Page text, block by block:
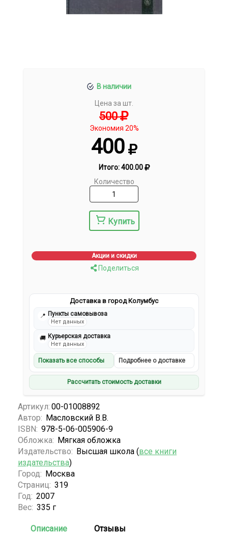
В наличии
Цена за шт.
500
Экономия 20%
400
Итого:400.00
Количество
Купить
Акции и скидки
Поделиться
Доставка в город Колумбус
📍 Пункты самовывоза
Нет данных
🚚 Курьерская доставка
Нет данных
Показать все способы Подробнее о доставке
Рассчитать стоимость доставки
Артикул: 00-01008892
Автор: Масловский В.В.
ISBN: 978-5-06-005906-9
Обложка: Мягкая обложка
Издательство: Высшая школа (все книги
издательства)
Город: Москва
Страниц: 319
Год: 2007
Вес: 335 г
Описание Отзывы